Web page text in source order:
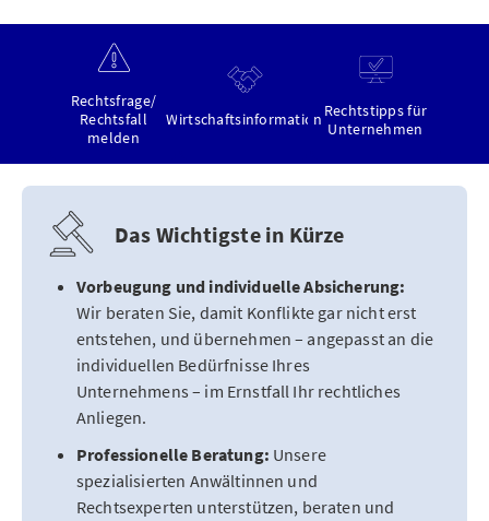
Rechtsfrage/
Rechtsfall
melden
Wirtschaftsinformation Rechtstipps für
Unternehmen
Das Wichtigste in Kürze
Vorbeugung und individuelle Absicherung:
Wir beraten Sie, damit Konflikte gar nicht erst
entstehen, und übernehmen – angepasst an die
individuellen Bedürfnisse Ihres
Unternehmens – im Ernstfall Ihr rechtliches
Anliegen.
Professionelle Beratung: Unsere
spezialisierten Anwältinnen und
Rechtsexperten unterstützen, beraten und